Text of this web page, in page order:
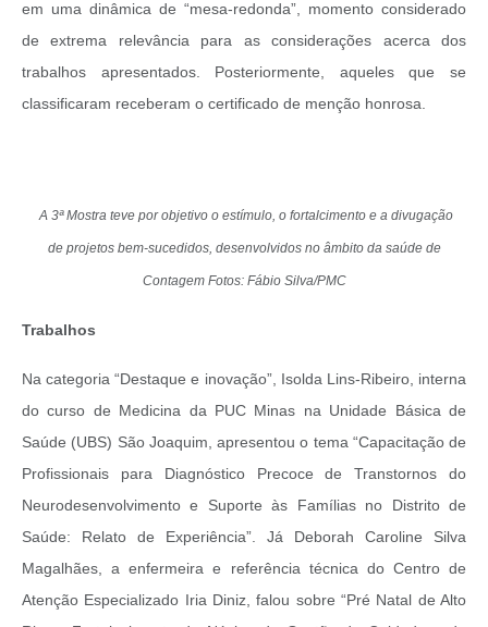
em uma dinâmica de “mesa-redonda”, momento considerado
de extrema relevância para as considerações acerca dos
trabalhos apresentados. Posteriormente, aqueles que se
classificaram receberam o certificado de menção honrosa.
A 3ª Mostra teve porobjetivo o estímulo, o fortalcimento e a divugação
de projetos bem-sucedidos, desenvolvidos no âmbito da saúde de
Contagem Fotos: Fábio Silva/PMC
Trabalhos
Na categoria “Destaque e inovação”, Isolda Lins-Ribeiro, interna
do curso de Medicina da PUC Minas na Unidade Básica de
Saúde (UBS) São Joaquim, apresentou o tema “Capacitação de
Profissionais para Diagnóstico Precoce de Transtornos do
Neurodesenvolvimento e Suporte às Famílias no Distrito de
Saúde: Relato de Experiência”. Já Deborah Caroline Silva
Magalhães, a enfermeira e referência técnica do Centro de
Atenção Especializado Iria Diniz, falou sobre “Pré Natal de Alto